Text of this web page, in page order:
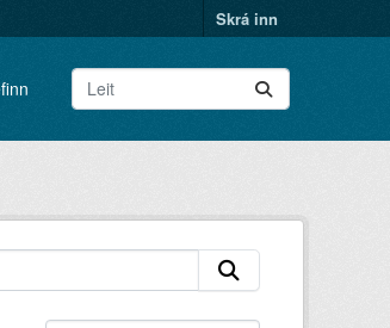
Skrá inn